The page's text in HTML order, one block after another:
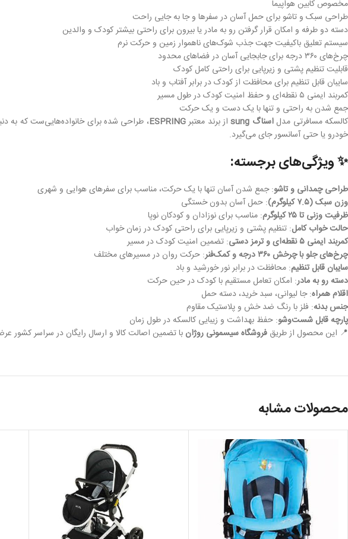
مخصوص کابین هواپیما
طراحی سبک و تاشو برای حمل آسان در سفرها و جا به جایی راحت
دسته دو طرفه و امکان قرار گرفتن رو به مادر یا بیرون برای راحتی بیشتر کودک و والدین
سیستم تعلیق باکیفیت جهت جذب شوک‌های ناهموار زمین و حرکت نرم
چرخ‌های ۳۶۰ درجه برای جابجایی آسان در فضاهای محدود
قابلیت تنظیم پشتی و زیرپایی برای راحتی کامل کودک
سایبان قابل تنظیم برای محافظت از کودک در برابر آفتاب و باد
کمربند ایمنی ۵ نقطه‌ای و حفظ امنیت کودک در طول مسیر
جمع شدن به راحتی و تنها با یک دست و یک حرکت
کالسکه مسافرتی مدلاسناگ sung از برند معتبرESPRING، طراحی شده برای خانواده‌هایی‌ست که به
خودرو یا حتی آسانسور جای می‌گیرد.
✨ ویژگی‌های برجسته:
طراحی چمدانی و تاشو: جمع شدن آسان تنها با یک حرکت، مناسب برای سفرهای هوایی و شهری
وزن سبک (۷.۵ کیلوگرم)
: حمل آسان بدون خستگی
ظرفیت وزنی تا ۲۵ کیلوگرم
: مناسب برای نوزادان و کودکان نوپا
حالت خواب کامل: تنظیم پشتی و زیرپایی برای راحتی کودک در زمان خواب
کمربند ایمنی ۵ نقطه‌ای و ترمز دستی
: تضمین امنیت کودک در مسیر
چرخ‌های جلو با چرخش ۳۶۰ درجه و کمک‌فنر
: حرکت روان در مسیرهای مختلف
سایبان قابل تنظیم: محافظت در برابر نور خورشید و باد
دسته رو به مادر: امکان تعامل مستقیم با کودک در حین حرکت
اقلام همراه: جا لیوانی، سبد خرید، دسته حمل
جنس بدنه: فلز با رنگ ضد خش و پلاستیک مقاوم
پارچه قابل شست‌وشو: حفظ بهداشت و زیبایی کالسکه در طول زمان
📍 این محصول از طریق فروشگاه سیسمونی روژان با تضمین اصالت کالا و ارسال رایگان در سراسر
محصولات مشابه